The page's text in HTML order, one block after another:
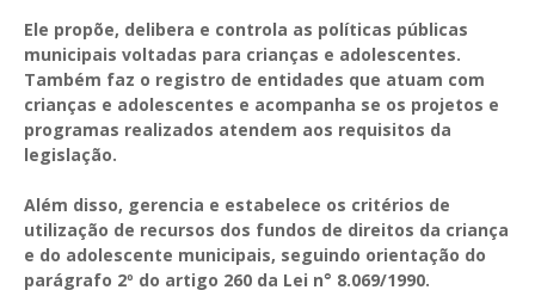
Ele propõe, delibera e controla as políticas públicas
municipais voltadas para crianças e adolescentes.
Também faz o registro de entidades que atuam com
crianças e adolescentes e acompanha se os projetos e
programas realizados atendem aos requisitos da
legislação.
Além disso, gerencia e estabelece os critérios de
utilização de recursos dos fundos de direitos da criança
e do adolescente municipais, seguindo orientação do
parágrafo 2º do artigo 260 da Lei n° 8.069/1990.